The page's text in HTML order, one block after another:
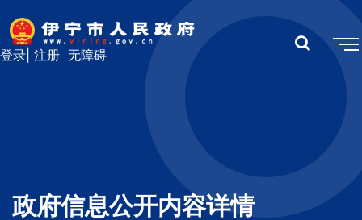
无障碍
登录 注册
政府信息公开内容详情